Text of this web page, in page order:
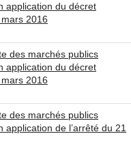
application du décret
2016
des marchés publics
application du décret
2016
des marchés publics
application de l’arrêté du 21